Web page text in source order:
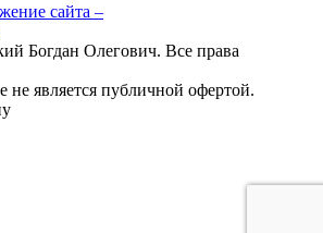
сайта –
Богдан Олегович. Все права
не является публичной офертой.